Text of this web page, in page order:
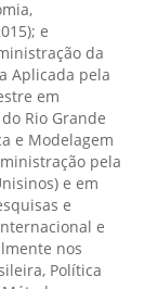
e
da
Aplicada pela
em
Rio Grande
e Modelagem
pela
e em
e
e
nos
Política